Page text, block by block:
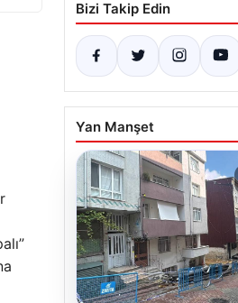
Bizi Takip Edin
Yan Manşet